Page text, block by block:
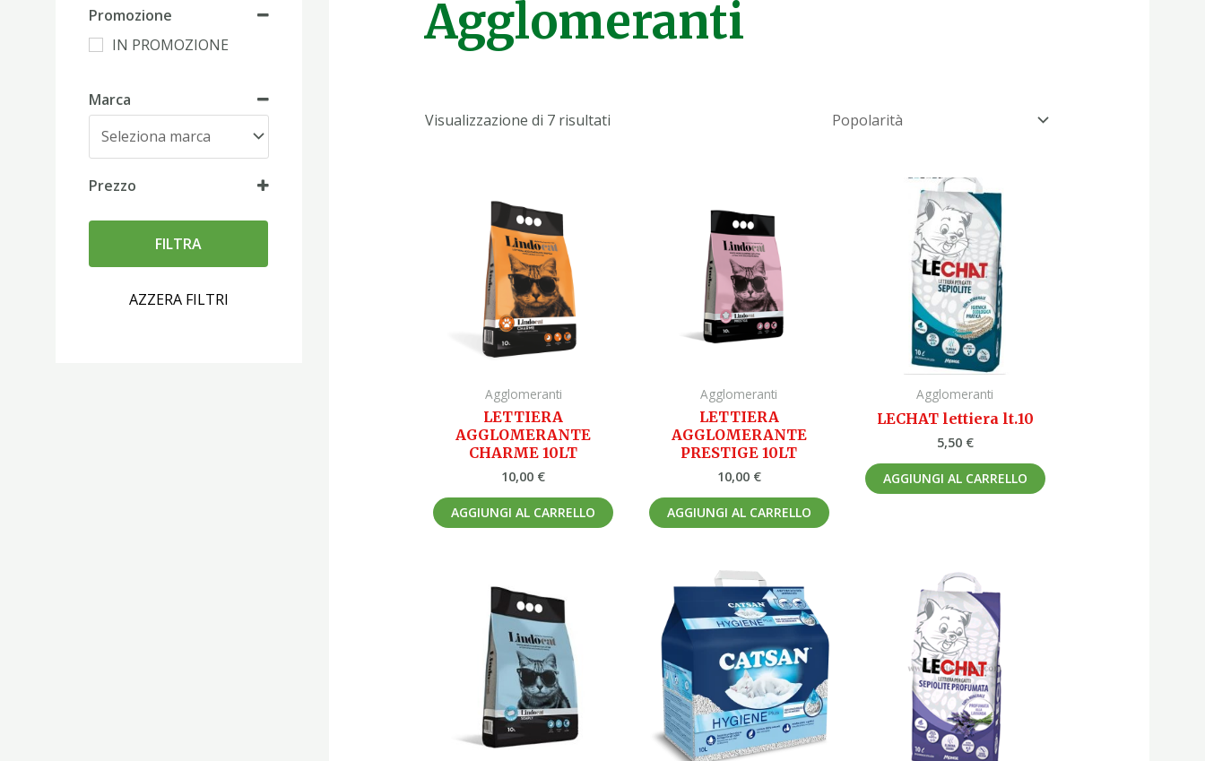
Promozione
IN PROMOZIONE
Marca
Prezzo
FILTRA
AZZERA FILTRI
Agglomeranti
Visualizzazione di 7 risultati
Agglomeranti
LETTIERA
AGGLOMERANTE
CHARME 10LT
10,00 €
AGGIUNGI AL CARRELLO
Agglomeranti
LETTIERA
AGGLOMERANTE
PRESTIGE 10LT
10,00 €
AGGIUNGI AL CARRELLO
Agglomeranti
LECHAT lettiera lt.10
5,50 €
AGGIUNGI AL CARRELLO